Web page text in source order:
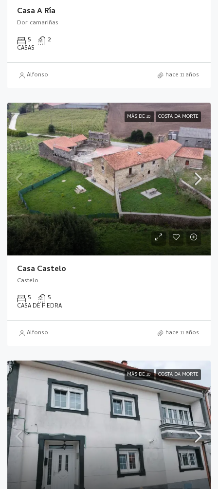
Casa A Ría
Dor camariñas
5 2
CASAS
Alfonso hace 11 años
MÁS DE 10 COSTA DA MORTE
Casa Castelo
Castelo
5 5
CASA DE PIEDRA
Alfonso hace 11 años
MÁS DE 10 COSTA DA MORTE